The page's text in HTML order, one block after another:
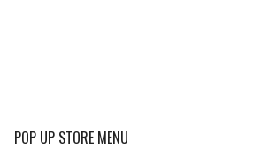
POP UP STORE MENU